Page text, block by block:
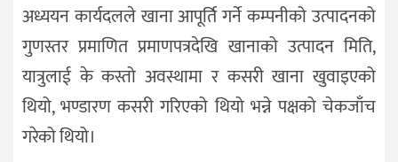
अध्ययन कार्यदलले खाना आपूर्ति गर्ने कम्पनीको उत्पादनको
गुणस्तर प्रमाणित प्रमाणपत्रदेखि खानाको उत्पादन मिति,
यात्रुलाई के कस्तो अवस्थामा र कसरी खाना खुवाइएको
थियो, भण्डारण कसरी गरिएको थियो भन्ने पक्षको चेकजाँच
गरेको थियो।